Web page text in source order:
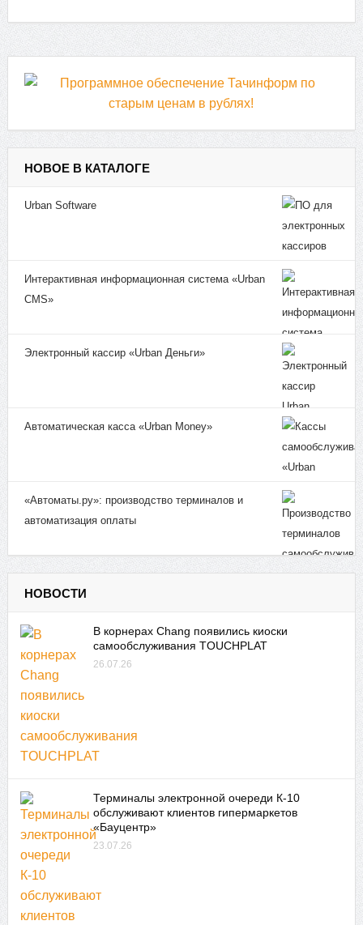
НОВОЕ В КАТАЛОГЕ
Urban Software
Интерактивная информационная система «Urban
CMS»
Электронный кассир «Urban Деньги»
Автоматическая касса «Urban Money»
«Автоматы.ру»: производство терминалов и
автоматизация оплаты
НОВОСТИ
В корнерах Chang появились киоски
самообслуживания TOUCHPLAT
26.07.26
Терминалы электронной очереди К-10
обслуживают клиентов гипермаркетов
«Бауцентр»
23.07.26